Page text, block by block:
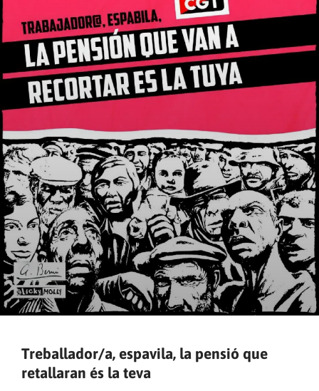
Treballador/a, espavila, la pensió que
retallaran és la teva